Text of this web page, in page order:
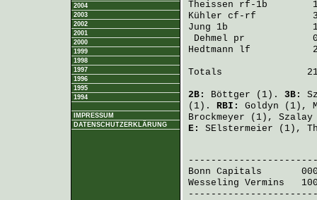
2004
2003
2002
2001
2000
1999
1998
1997
1996
1995
1994
IMPRESSUM
DATENSCHUTZERKLÄRUNG
Theissen rf-1b        1
Kühler cf-rf          3
Jung 1b               1
Dehmel pr
Hedtmann lf           2
Totals
2B: Böttger (1). 3B:
(1). RBI: Goldyn (1),
Brockmeyer (1), Szalay
E: SElstermeier (1),
Bonn Capitals
Wesseling Vermins